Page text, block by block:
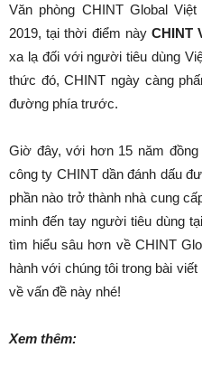
Văn phòng CHINT Global
2019, tại thời điểm nàyCHINT
xa lạ đối với người tiêu dùng
thức đó, CHINT ngày càng
đường phía trước.
Giờ đây, với hơn 15 năm
công ty CHINT dần đánh dấu
phần nào trở thành nhà cung
minh đến tay người tiêu dùng
tìm hiểu sâu hơn về CHINT
hành với chúng tôi trong bài
về vấn đề này nhé!
Xem thêm: